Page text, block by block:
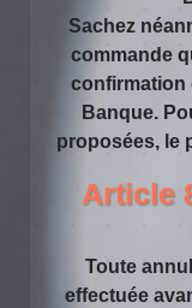
Sachez
commande
confirmation
Banque.
proposées, le
Article
Toute
effectuée